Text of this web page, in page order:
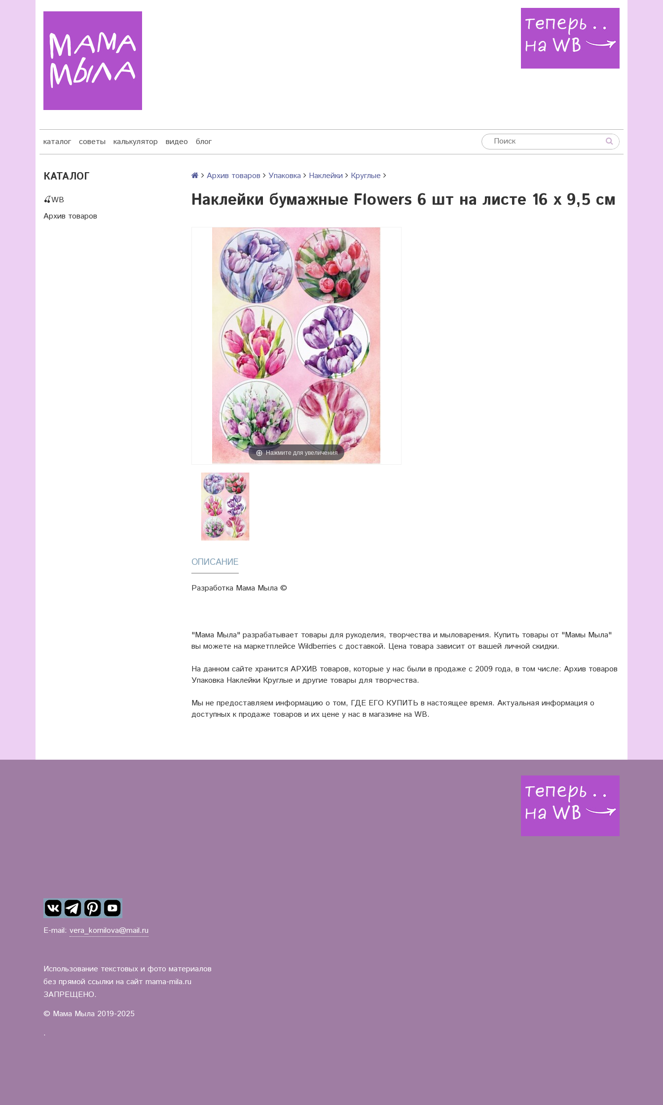
каталог советы калькулятор видео блог
КАТАЛОГ
🍒WB
Архив товаров
Архив товаров Упаковка Наклейки Круглые
Наклейки бумажные Flowers 6 шт на листе 16 х 9,5 см
Нажмите для увеличения
ОПИСАНИЕ
Разработка Мама Мыла ©
"Мама Мыла" разрабатывает товары для рукоделия, творчества и мыловарения. Купить товары от "Мамы Мыла"
вы можете на маркетплейсе Wildberries с доставкой. Цена товара зависит от вашей личной скидки.
На данном сайте хранится АРХИВ товаров, которые у нас были в продаже с 2009 года, в том числе: Архив товаров
Упаковка Наклейки Круглые и другие товары для творчества.
Мы не предоставляем информацию о том, ГДЕ ЕГО КУПИТЬ в настоящее время. Актуальная информация о
доступных к продаже товаров и их цене у нас в магазине на WB.
E-mail: vera_kornilova@mail.ru
Использование текстовых и фото материалов
без прямой ссылки на сайт mama-mila.ru
ЗАПРЕЩЕНО.
© Мама Мыла 2019-2025
.